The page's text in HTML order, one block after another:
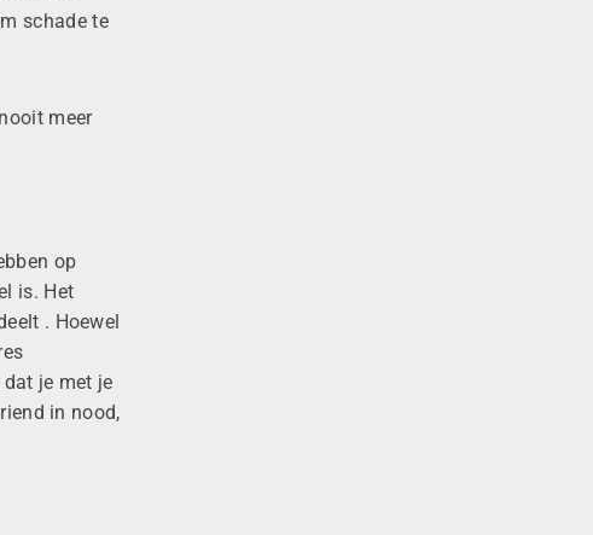
schade te
meer
op
is. Het
. Hoewel
je met je
in nood,